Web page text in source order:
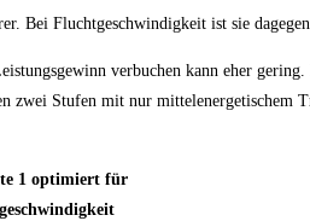
Bei Fluchtgeschwindigkeit ist sie
verbuchen kann eher
Stufen mit nur mittelenergetischem
1 optimiert für